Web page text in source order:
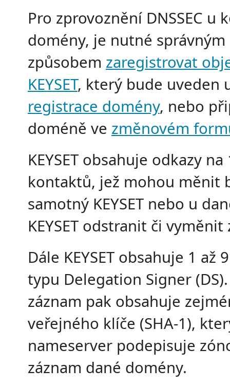
Pro zprovoznění DNSSEC u
domény, je nutné správným
způsobem zaregistrovat
KEYSET, který bude uveden
registrace domény, nebo
doméně ve změnovém
KEYSET obsahuje odkazy na
kontaktů, jež mohou měnit
samotný KEYSET nebo u
KEYSET odstranit či vyměnit
Dále KEYSET obsahuje 1 až
typu Delegation Signer (DS).
záznam pak obsahuje
veřejného klíče (SHA-1),
nameserver podepisuje
záznam dané domény.